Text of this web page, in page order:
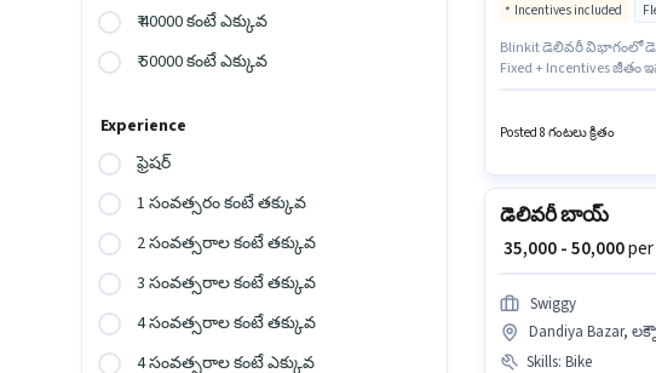
₹ 40000 కంటే ఎక్కువ
₹ 50000 కంటే ఎక్కువ
Experience
ఫ్రెషర్
1 సంవత్సరం కంటే తక్కువ
2 సంవత్సరాల కంటే తక్కువ
3 సంవత్సరాల కంటే తక్కువ
4 సంవత్సరాల కంటే తక్కువ
4 సంవత్సరాల కంటే ఎక్కువ
Incentives included
Blinkit డెలివరీ విభాగంలో
Fixed + Incentives
ప్రయోజనాలు Insurance,
Posted 8 గంటలు క్రితం
డెలివరీ బాయ్
₹ 35,000 - 50,000
Swiggy
Dandiya Bazar,
Skills: Bike